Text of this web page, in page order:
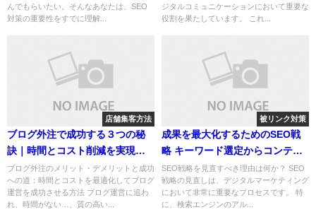
んでもらいたい。そんなあなたは、SEO
対策の重要性をすでに理解...
ジタルコミュニケーションにおいて重要な
役割を果たしています。 これ...
店舗集客方法
ブログ外注で成功する３つの秘
訣｜時間とコスト削減を実現す
る方法
ブログ外注のメリット・デメリットと成功
への道：時間とコストを最適化してブログ
運営を成功させる方法 ブログ運営に追わ
れ、時間がない…、質の高い...
被リンク対策
成果を最大化するためのSEO戦
略 キーワード選定からコンテン
ツ改善、内部リンク活用法まで
徹底解説
SEO戦略を見直すべき理由は何か？ SEO
戦略の見直しは、デジタルマーケティング
において非常に重要なプロセスです。 特
に、検索エンジンのアル...